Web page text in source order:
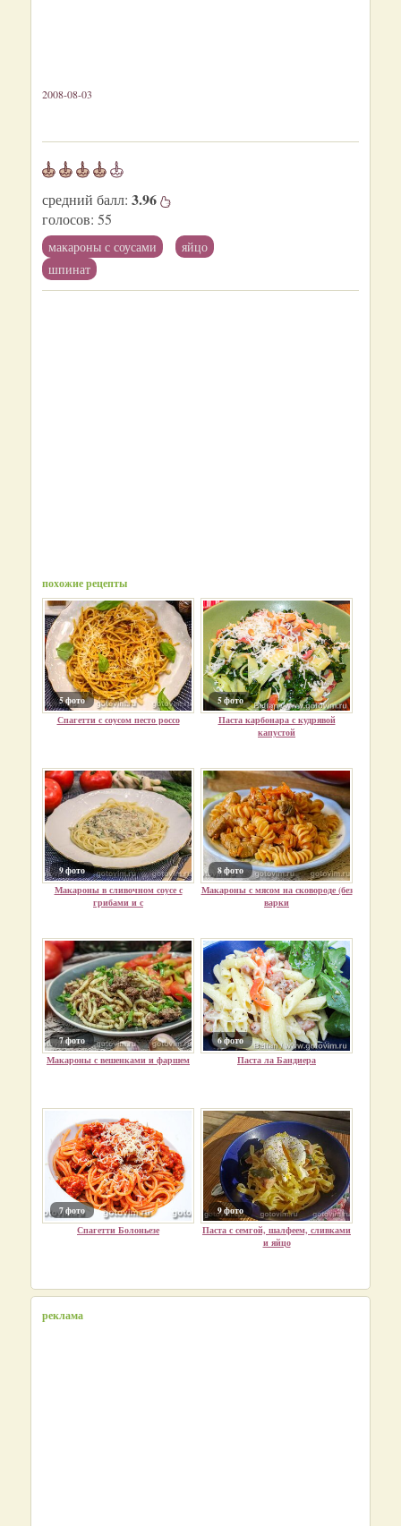
2008-08-03
средний балл: 3.96
голосов: 55
макароны с соусами
яйцо
шпинат
похожие рецепты
5 фото
Спагетти с соусом песто россо
5 фото
Паста карбонара с кудрявой
капустой
9 фото
Макароны в сливочном соусе с
грибами и с
8 фото
Макароны с мясом на сковороде (без
варки
7 фото
Макароны с вешенками и фаршем
6 фото
Паста ла Бандиера
7 фото
Спагетти Болоньезе
9 фото
Паста с семгой, шалфеем, сливками
и яйцо
реклама